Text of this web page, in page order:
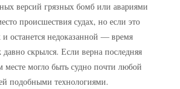
версий грязных бомб или авариями
происшествия судах, но если это
и останется недоказанной — время
скрылся. Если верна последняя
месте могло быть судно почти любой
подобными технологиями.